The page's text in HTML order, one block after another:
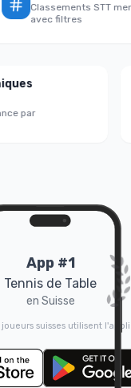
Classements STT
avec filtres
par
App #1
Tennis de Table
en Suisse
suisses utilisent l'appli